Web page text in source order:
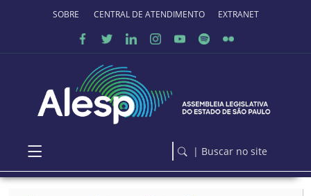
Ir para o conteúdo principal
SOBRE O PORTALCENTRAL DE ATENDIMENTO EXTRANET
| Buscar no site